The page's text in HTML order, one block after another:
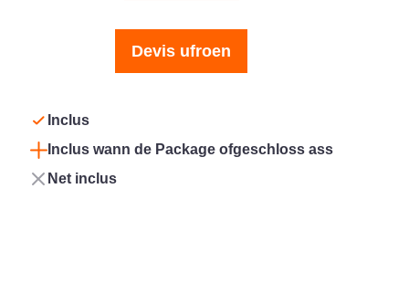
Devis ufroen
Inclus
Inclus wann de Package ofgeschloss ass
Net inclus